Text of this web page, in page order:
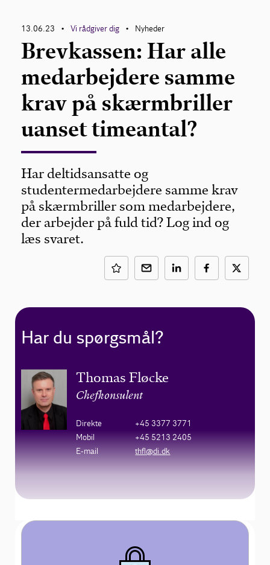
13.06.23 • Vi rådgiver dig • Nyheder
Brevkassen: Har alle
medarbejdere samme
krav på skærmbriller
uanset timeantal?
Har deltidsansatte og
studentermedarbejdere samme krav
på skærmbriller som medarbejdere,
der arbejder på fuld tid? Log ind og
læs svaret.
Har du spørgsmål?
Thomas Fløcke
Chefkonsulent
Direkte
+45 3377 3771
Mobil
+45 5213 2405
E-mail
thfl@di.dk